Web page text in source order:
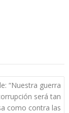
“Nuestra guerra
será tan
como contra las